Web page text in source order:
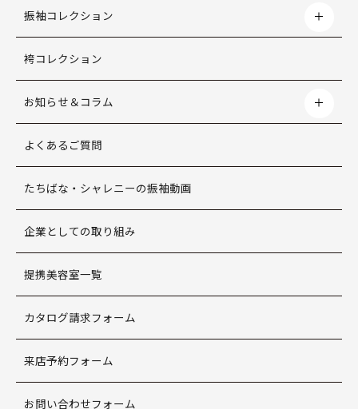
振袖コレクション
袴コレクション
お知らせ＆コラム
よくあるご質問
たちばな・シャレニーの振袖動画
企業としての取り組み
提携美容室一覧
カタログ請求フォーム
来店予約フォーム
お問い合わせフォーム